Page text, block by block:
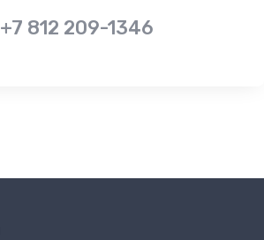
+7 812 209-1346